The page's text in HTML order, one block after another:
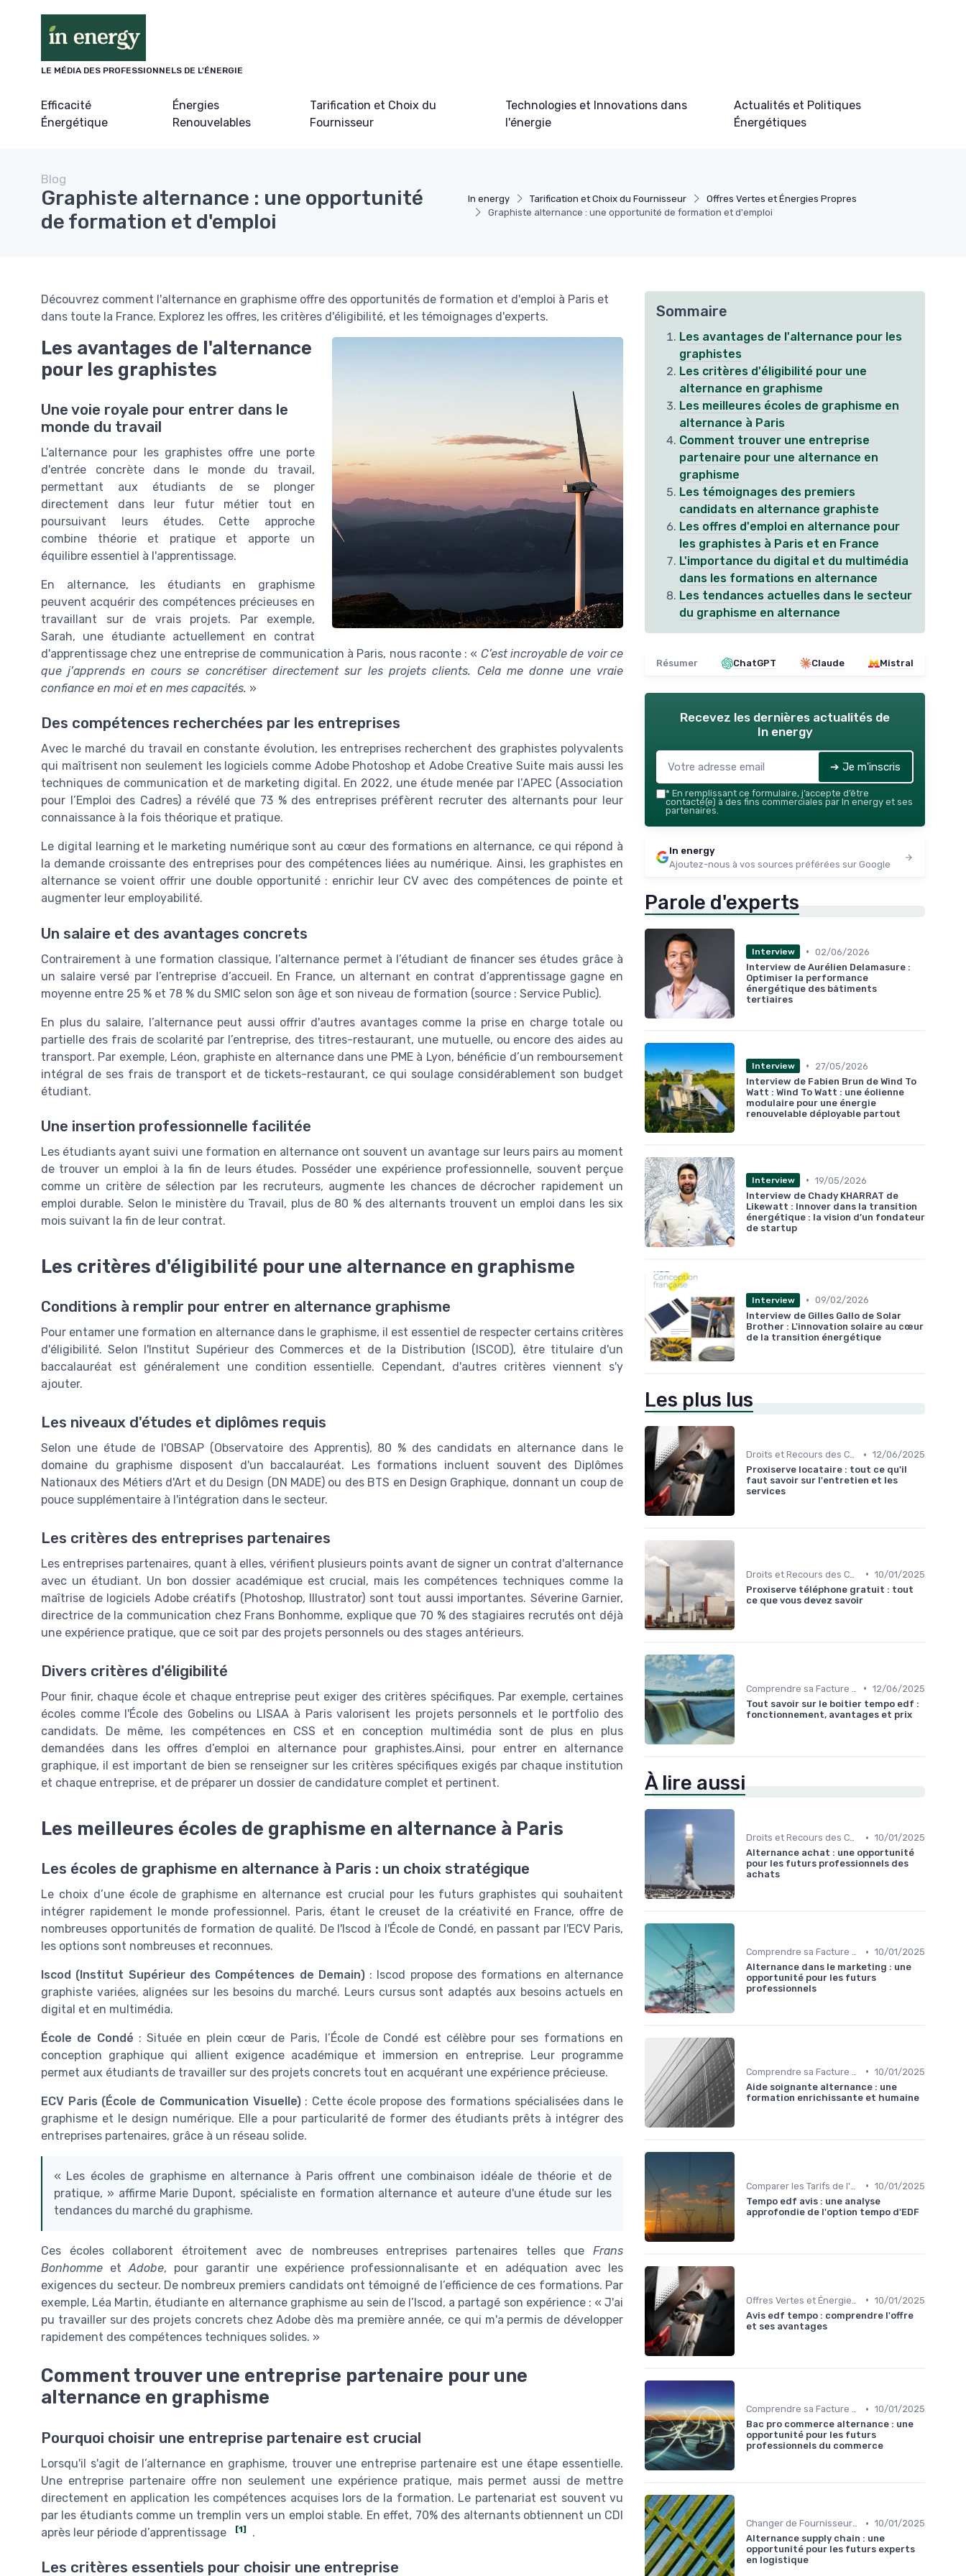
LE MÉDIA DES PROFESSIONNELS DE L'ÉNERGIE
Efficacité
Énergétique
Énergies
Renouvelables
Tarification et Choix du
Fournisseur
Technologies et Innovations dans
l'énergie
Actualités et Politiques
Énergétiques
In energy Tarification et Choix du Fournisseur
Offres Vertes et Énergies Propres
Graphiste alternance : une opportunité de formation et d'emploi
Blog
Graphiste alternance : une opportunité
de formation et d'emploi
Découvrez comment l'alternance en graphisme offre des opportunités de formation et d'emploi à Paris et
dans toute la France. Explorez les offres, les critères d'éligibilité, et les témoignages d'experts.
Les avantages de l'alternance
pour les graphistes
Une voie royale pour entrer dans le
monde du travail
L’alternance pour les graphistes offre une porte
d'entrée concrète dans le monde du travail,
permettant aux étudiants de se plonger
directement dans leur futur métier tout en
poursuivant leurs études. Cette approche
combine théorie et pratique et apporte un
équilibre essentiel à l'apprentissage.
En alternance, les étudiants en graphisme
peuvent acquérir des compétences précieuses en
travaillant sur de vrais projets. Par exemple,
Sarah, une étudiante actuellement en contrat
d'apprentissage chez une entreprise de communication à Paris, nous raconte : « C’est incroyable de voir ce
que j’apprends en cours se concrétiser directement sur les projets clients. Cela me donne une vraie
confiance en moi et en mes capacités. »
Des compétences recherchées par les entreprises
Avec le marché du travail en constante évolution, les entreprises recherchent des graphistes polyvalents
qui maîtrisent non seulement les logiciels comme Adobe Photoshop et Adobe Creative Suite mais aussi les
techniques de communication et de marketing digital. En 2022, une étude menée par l’APEC (Association
pour l’Emploi des Cadres) a révélé que 73 % des entreprises préfèrent recruter des alternants pour leur
connaissance à la fois théorique et pratique.
Le digital learning et le marketing numérique sont au cœur des formations en alternance, ce qui répond à
la demande croissante des entreprises pour des compétences liées au numérique. Ainsi, les graphistes en
alternance se voient offrir une double opportunité : enrichir leur CV avec des compétences de pointe et
augmenter leur employabilité.
Un salaire et des avantages concrets
Contrairement à une formation classique, l’alternance permet à l’étudiant de financer ses études grâce à
un salaire versé par l’entreprise d’accueil. En France, un alternant en contrat d’apprentissage gagne en
moyenne entre 25 % et 78 % du SMIC selon son âge et son niveau de formation (source : Service Public).
En plus du salaire, l’alternance peut aussi offrir d'autres avantages comme la prise en charge totale ou
partielle des frais de scolarité par l’entreprise, des titres-restaurant, une mutuelle, ou encore des aides au
transport. Par exemple, Léon, graphiste en alternance dans une PME à Lyon, bénéficie d’un remboursement
intégral de ses frais de transport et de tickets-restaurant, ce qui soulage considérablement son budget
étudiant.
Une insertion professionnelle facilitée
Les étudiants ayant suivi une formation en alternance ont souvent un avantage sur leurs pairs au moment
de trouver un emploi à la fin de leurs études. Posséder une expérience professionnelle, souvent perçue
comme un critère de sélection par les recruteurs, augmente les chances de décrocher rapidement un
emploi durable. Selon le ministère du Travail, plus de 80 % des alternants trouvent un emploi dans les six
mois suivant la fin de leur contrat.
Les critères d'éligibilité pour une alternance en graphisme
Conditions à remplir pour entrer en alternance graphisme
Pour entamer une formation en alternance dans le graphisme, il est essentiel de respecter certains critères
d'éligibilité. Selon l'Institut Supérieur des Commerces et de la Distribution (ISCOD), être titulaire d'un
baccalauréat est généralement une condition essentielle. Cependant, d'autres critères viennent s'y
ajouter.
Les niveaux d'études et diplômes requis
Selon une étude de l'OBSAP (Observatoire des Apprentis), 80 % des candidats en alternance dans le
domaine du graphisme disposent d'un baccalauréat. Les formations incluent souvent des Diplômes
Nationaux des Métiers d'Art et du Design (DN MADE) ou des BTS en Design Graphique, donnant un coup de
pouce supplémentaire à l'intégration dans le secteur.
Les critères des entreprises partenaires
Les entreprises partenaires, quant à elles, vérifient plusieurs points avant de signer un contrat d'alternance
avec un étudiant. Un bon dossier académique est crucial, mais les compétences techniques comme la
maîtrise de logiciels Adobe créatifs (Photoshop, Illustrator) sont tout aussi importantes. Séverine Garnier,
directrice de la communication chez Frans Bonhomme, explique que 70 % des stagiaires recrutés ont déjà
une expérience pratique, que ce soit par des projets personnels ou des stages antérieurs.
Divers critères d'éligibilité
Pour finir, chaque école et chaque entreprise peut exiger des critères spécifiques. Par exemple, certaines
écoles comme l'École des Gobelins ou LISAA à Paris valorisent les projets personnels et le portfolio des
candidats. De même, les compétences en CSS et en conception multimédia sont de plus en plus
demandées dans les offres d’emploi en alternance pour graphistes.Ainsi, pour entrer en alternance
graphique, il est important de bien se renseigner sur les critères spécifiques exigés par chaque institution
et chaque entreprise, et de préparer un dossier de candidature complet et pertinent.
Les meilleures écoles de graphisme en alternance à Paris
Les écoles de graphisme en alternance à Paris : un choix stratégique
Le choix d’une école de graphisme en alternance est crucial pour les futurs graphistes qui souhaitent
intégrer rapidement le monde professionnel. Paris, étant le creuset de la créativité en France, offre de
nombreuses opportunités de formation de qualité. De l'Iscod à l'École de Condé, en passant par l'ECV Paris,
les options sont nombreuses et reconnues.
Iscod (Institut Supérieur des Compétences de Demain): Iscod propose des formations en alternance
graphiste variées, alignées sur les besoins du marché. Leurs cursus sont adaptés aux besoins actuels en
digital et en multimédia.
École de Condé : Située en plein cœur de Paris, l’École de Condé est célèbre pour ses formations en
conception graphique qui allient exigence académique et immersion en entreprise. Leur programme
permet aux étudiants de travailler sur des projets concrets tout en acquérant une expérience précieuse.
ECV Paris (École de Communication Visuelle): Cette école propose des formations spécialisées dans le
graphisme et le design numérique. Elle a pour particularité de former des étudiants prêts à intégrer des
entreprises partenaires, grâce à un réseau solide.
« Les écoles de graphisme en alternance à Paris offrent une combinaison idéale de théorie et de
pratique, » affirme Marie Dupont, spécialiste en formation alternance et auteure d'une étude sur les
tendances du marché du graphisme.
Ces écoles collaborent étroitement avec de nombreuses entreprises partenaires telles que Frans
Bonhomme etAdobe, pour garantir une expérience professionnalisante et en adéquation avec les
exigences du secteur. De nombreux premiers candidats ont témoigné de l’efficience de ces formations. Par
exemple, Léa Martin, étudiante en alternance graphisme au sein de l’Iscod, a partagé son expérience : « J'ai
pu travailler sur des projets concrets chez Adobe dès ma première année, ce qui m'a permis de développer
rapidement des compétences techniques solides. »
Comment trouver une entreprise partenaire pour une
alternance en graphisme
Pourquoi choisir une entreprise partenaire est crucial
Lorsqu'il s'agit de l’alternance en graphisme, trouver une entreprise partenaire est une étape essentielle.
Une entreprise partenaire offre non seulement une expérience pratique, mais permet aussi de mettre
directement en application les compétences acquises lors de la formation. Le partenariat est souvent vu
par les étudiants comme un tremplin vers un emploi stable. En effet, 70% des alternants obtiennent un CDI
après leur période d’apprentissage
[1] .
Les critères essentiels pour choisir une entreprise
Sommaire
Les avantages de l'alternance pour les
graphistes
Les critères d'éligibilité pour une
alternance en graphisme
Les meilleures écoles de graphisme en
alternance à Paris
Comment trouver une entreprise
partenaire pour une alternance en
graphisme
Les témoignages des premiers
candidats en alternance graphiste
Les offres d'emploi en alternance pour
les graphistes à Paris et en France
L'importance du digital et du multimédia
dans les formations en alternance
Les tendances actuelles dans le secteur
du graphisme en alternance
Résumer ChatGPT Claude Mistral
Recevez les dernières actualités de
In energy
➔ Je m'inscris
* En remplissant ce formulaire, j’accepte d’être
contacté(e) à des fins commerciales par In energy et ses
partenaires.
In energy
Ajoutez-nous à vos sources préférées sur Google
Parole d'experts
Interview • 02/06/2026
Interview de Aurélien Delamasure :
Optimiser la performance
énergétique des bâtiments
tertiaires
Interview •
27/05/2026
Interview de Fabien Brun de Wind To
Watt : Wind To Watt : une éolienne
modulaire pour une énergie
renouvelable déployable partout
Interview • 19/05/2026
Interview de Chady KHARRAT de
Likewatt : Innover dans la transition
énergétique : la vision d’un fondateur
de startup
Interview • 09/02/2026
Interview de Gilles Gallo de Solar
Brother : L'innovation solaire au cœur
de la transition énergétique
Les plus lus
Droits et Recours des Consommateurs • 12/06/2025
Proxiserve locataire : tout ce qu'il
faut savoir sur l'entretien et les
services
• 10/01/2025
Proxiserve téléphone gratuit : tout
ce que vous devez savoir
• 12/06/2025
Tout savoir sur le boitier tempo edf :
fonctionnement, avantages et prix
À lire aussi
Droits et Recours des Consommateurs • 10/01/2025
Alternance achat : une opportunité
pour les futurs professionnels des
achats
Comprendre sa Facture d'Énergie • 10/01/2025
Alternance dans le marketing : une
opportunité pour les futurs
professionnels
• 10/01/2025
Aide soignante alternance : une
formation enrichissante et humaine
• 10/01/2025
Tempo edf avis : une analyse
approfondie de l'option tempo d'EDF
• 10/01/2025
Avis edf tempo : comprendre l'offre
et ses avantages
Comprendre sa Facture d'Énergie • 10/01/2025
Bac pro commerce alternance : une
opportunité pour les futurs
professionnels du commerce
Changer de Fournisseur d'Énergie • 10/01/2025
Alternance supply chain : une
opportunité pour les futurs experts
en logistique